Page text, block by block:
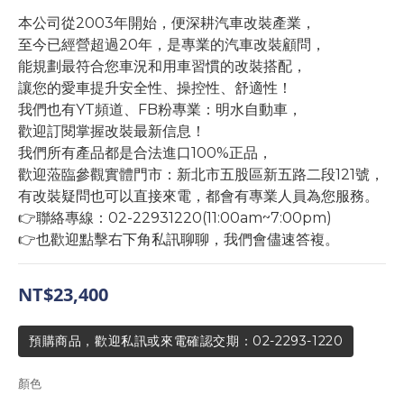
本公司從2003年開始，便深耕汽車改裝產業，
至今已經營超過20年，是專業的汽車改裝顧問，
能規劃最符合您車況和用車習慣的改裝搭配，
讓您的愛車提升安全性、操控性、舒適性！
我們也有YT頻道、FB粉專業：明水自動車，
歡迎訂閱掌握改裝最新信息！
我們所有產品都是合法進口100%正品，
歡迎蒞臨參觀實體門市：新北市五股區新五路二段121號，
有改裝疑問也可以直接來電，都會有專業人員為您服務。
👉聯絡專線：02-22931220(11:00am~7:00pm)
👉也歡迎點擊右下角私訊聊聊，我們會儘速答複。
NT$23,400
預購商品，歡迎私訊或來電確認交期：02-2293-1220
顏色